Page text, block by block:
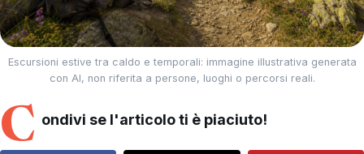
Escursioni estive tra caldo e temporali: immagine illustrativa generata
con AI, non riferita a persone, luoghi o percorsi reali.
C ondivi se l'articolo ti è piaciuto!